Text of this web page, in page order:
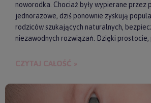
noworodka. Chociaż były wypierane przez
jednorazowe, dziś ponownie zyskują
rodziców szukających naturalnych,
niezawodnych rozwiązań. Dzięki prostocie,
przyjazne dla skóry niemowlęcia.
CZYTAJ CAŁOŚĆ »